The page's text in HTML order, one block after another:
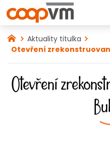
Aktuality titulka
Otevření
Otevření